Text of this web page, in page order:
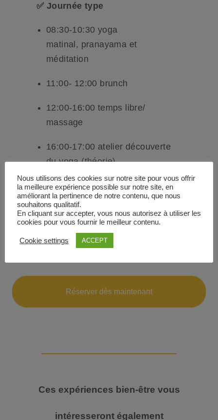
✅ Journée type
08:30-10:30 yoga
matinal, pranayama et
méditation
11:00- 12:00 brunch
12:00-16:00 temps libre/
massage
16:00-17:00 atelier découverte
du yoga (théorie)
17:00-18:00 temps libre
18:00-19:30 yoga doux, yin yoga
et yoga nidra
20:00 dîner
Réserver dès maintenant
Ces expériences bien-être vous
intéresseront également
Nous utilisons des cookies sur notre site pour vous offrir
la meilleure expérience possible sur notre site, en
améliorant la pertinence de notre contenu, que nous
souhaitons qualitatif.
En cliquant sur accepter, vous nous autorisez à utiliser les
cookies pour vous fournir le meilleur contenu.
Cookie settings ACCEPT